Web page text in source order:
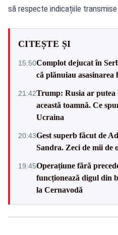
să respecte indicațiile
CITEȘTE ȘI
15:50Complot dejucat în
că plănuiau asasinarea
21:42Trump: Rusia ar
această toamnă. Ce
Ucraina
20:43Gest superb făcut de
Sandra. Zeci de mii de
19:45Operațiune fără
funcționează digul din
la Cernavodă